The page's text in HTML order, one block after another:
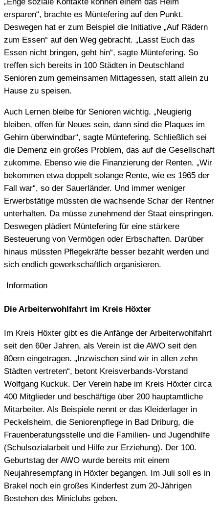
ersparen“, brachte es Müntefering auf den Punkt.
Deswegen hat er zum Beispiel die Initiative „Auf Rädern
zum Essen“ auf den Weg gebracht. „Lasst Euch das
Essen nicht bringen, geht hin“, sagte Müntefering. So
treffen sich bereits in 100 Städten in Deutschland
Senioren zum gemeinsamen Mittagessen, statt allein zu
Hause zu speisen.
Auch Lernen bleibe für Senioren wichtig. „Neugierig
bleiben, offen für Neues sein, dann sind die Plaques im
Gehirn überwindbar“, sagte Müntefering. Schließlich sei
die Demenz ein großes Problem, das auf die Gesellschaft
zukomme. Ebenso wie die Finanzierung der Renten. „Wir
bekommen etwa doppelt solange Rente, wie es 1965 der
Fall war“, so der Sauerländer. Und immer weniger
Erwerbstätige müssten die wachsende Schar der Rentner
unterhalten. Da müsse zunehmend der Staat einspringen.
Deswegen plädiert Müntefering für eine stärkere
Besteuerung von Vermögen oder Erbschaften. Darüber
hinaus müssten Pflegekräfte besser bezahlt werden und
sich endlich gewerkschaftlich organisieren.
Information
Die Arbeiterwohlfahrt im Kreis Höxter
Im Kreis Höxter gibt es die Anfänge der Arbeiterwohlfahrt
seit den 60er Jahren, als Verein ist die AWO seit den
80ern eingetragen. „Inzwischen sind wir in allen zehn
Städten vertreten“, betont Kreisverbands-Vorstand
Wolfgang Kuckuk. Der Verein habe im Kreis Höxter circa
400 Mitglieder und beschäftige über 200 hauptamtliche
Mitarbeiter. Als Beispiele nennt er das Kleiderlager in
Peckelsheim, die Seniorenpflege in Bad Driburg, die
Frauenberatungsstelle und die Familien- und Jugendhilfe
(Schulsozialarbeit und Hilfe zur Erziehung). Der 100.
Geburtstag der AWO wurde bereits mit einem
Neujahresempfang in Höxter begangen. Im Juli soll es in
Brakel noch ein großes Kinderfest zum 20-Jährigen
Bestehen des Miniclubs geben.